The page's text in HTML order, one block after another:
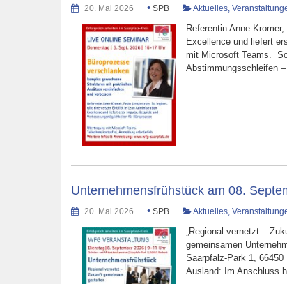
20. Mai 2026 • SPB Aktuelles,
Referentin Anne
Excellence und liefert
mit Microsoft Teams.
Abstimmungsschleifen
Unternehmensfrühstück am 08.
20. Mai 2026 • SPB Aktuelles
„Regional vernetzt –
gemeinsamen
Saarpfalz-Park 1,
Ausland: Im Anschluss